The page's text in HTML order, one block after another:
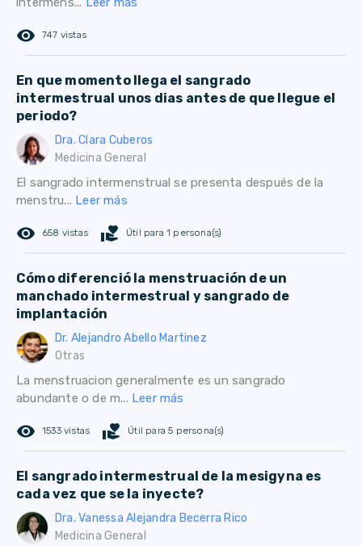
remove_red_eye 747 vistas
En que momento llega el sangrado
intermestrual unos dias antes de que llegue el
periodo?
Dra. Clara Cuberos
Medicina General
El sangrado intermenstrual se presenta después de la
menstru... Leer más
remove_red_eye 658 vistas volunteer_activism Útil para 1 persona(s)
Cómo diferenció la menstruación de un
manchado intermestrual y sangrado de
implantación
Dr. Alejandro Abello Martinez
Otras
La menstruacion generalmente es un sangrado
abundante o de m... Leer más
remove_red_eye 1533 vistas volunteer_activism Útil para 5 persona(s)
El sangrado intermestrual de la mesigyna es
cada vez que se la inyecte?
Dra. Vanessa Alejandra Becerra Rico
Medicina General